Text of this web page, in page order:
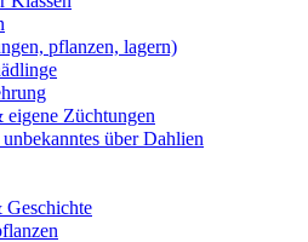
pflanzen, lagern)
Züchtungen
über Dahlien